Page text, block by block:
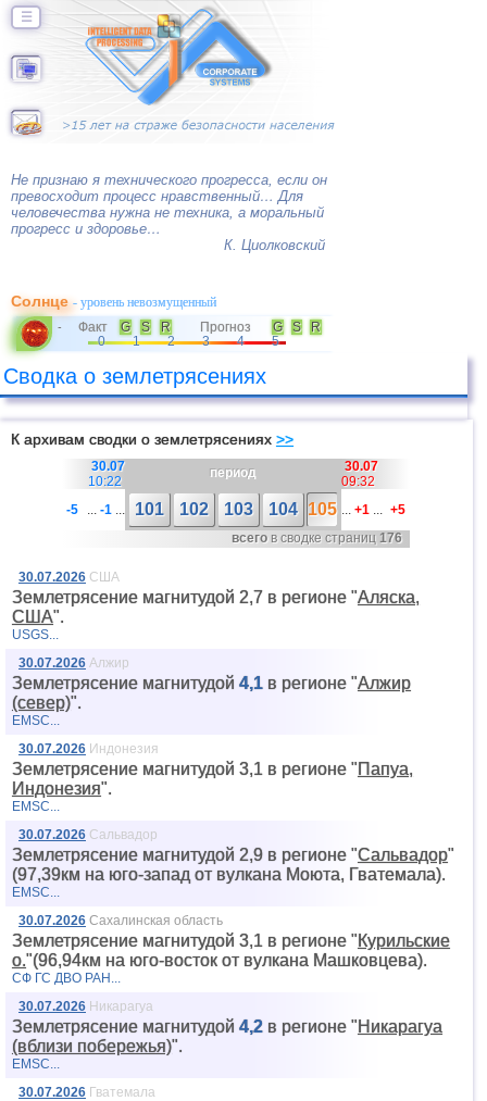
☰
Не признаю я технического прогресса, если он
превосходит процесс нравственный… Для
человечества нужна не техника, а моральный
прогресс и здоровье…
К. Циолковский
Солнце- уровень невозмущенный
- Факт G S R Прогноз G S
R
0
1 2 3 4 5
Сводка о землетрясениях
К архивам сводки о землетрясениях >>
30.07
10:22
период
30.07
09:32
-5
... -1... 101 102 103 104 105 ...+1 ... +5
всегов сводке страниц 176
30.07.2026 США
Землетрясение магнитудой 2,7 в регионе "Аляска,
США".
USGS...
30.07.2026 Алжир
Землетрясение магнитудой 4,1 в регионе "Алжир
(север)".
EMSC...
30.07.2026 Индонезия
Землетрясение магнитудой 3,1 в регионе " Папуа,
Индонезия".
EMSC...
30.07.2026 Сальвадор
Землетрясение магнитудой 2,9 в регионе "Сальвадор"
(97,39км на юго-запад от вyлкана Моюта, Гватемала).
EMSC...
30.07.2026 Сахалинская область
Землетрясение магнитудой 3,1 в регионе " Курильские
о."(96,94км на юго-восток от вyлкана Машковцева).
СФ ГС ДВО РАН...
30.07.2026 Никарагуа
Землетрясение магнитудой 4,2 в регионе " Никарагуа
(вблизи побережья)".
EMSC...
30.07.2026 Гватемала